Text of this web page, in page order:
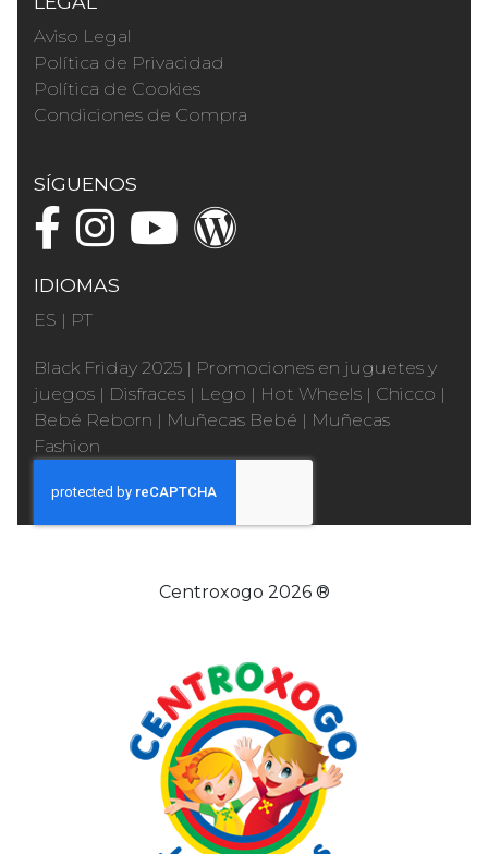
Aviso Legal
Política de Privacidad
Política de Cookies
Condiciones de Compra
SÍGUENOS
IDIOMAS
ES | PT
Black Friday 2025 | Promociones en juguetes y
juegos | Disfraces | Lego | Hot Wheels | Chicco |
Bebé Reborn | Muñecas Bebé | Muñecas
Fashion
Centroxogo 2026 ®